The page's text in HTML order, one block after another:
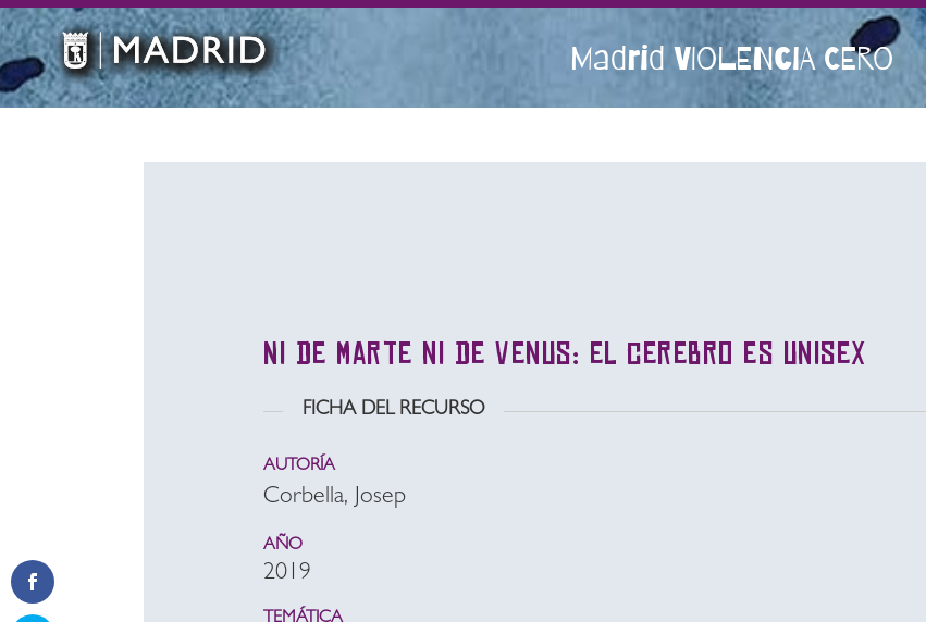
Madrid VIOLENCIA CERO
Ni de Marte ni de Venus: el cerebro es unisex
FICHA DEL RECURSO
AUTORÍA
Corbella, Josep
AÑO
2019